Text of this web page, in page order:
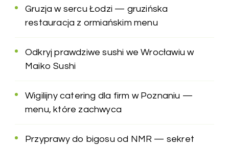
Gruzja w sercu Łodzi — gruzińska
restauracja z ormiańskim menu
Odkryj prawdziwe sushi we Wrocławiu w
Maiko Sushi
Wigilijny catering dla firm w Poznaniu —
menu, które zachwyca
Przyprawy do bigosu od NMR — sekret